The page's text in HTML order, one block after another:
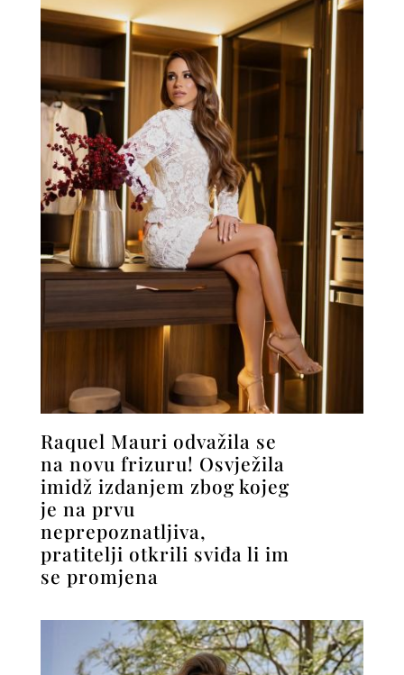
Raquel Mauri odvažila se
na novu frizuru! Osvježila
imidž izdanjem zbog kojeg
je na prvu
neprepoznatljiva,
pratitelji otkrili sviđa li im
se promjena